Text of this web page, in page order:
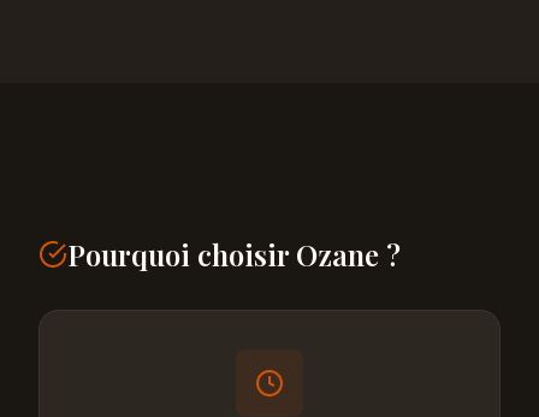
Pourquoi choisir Ozane ?